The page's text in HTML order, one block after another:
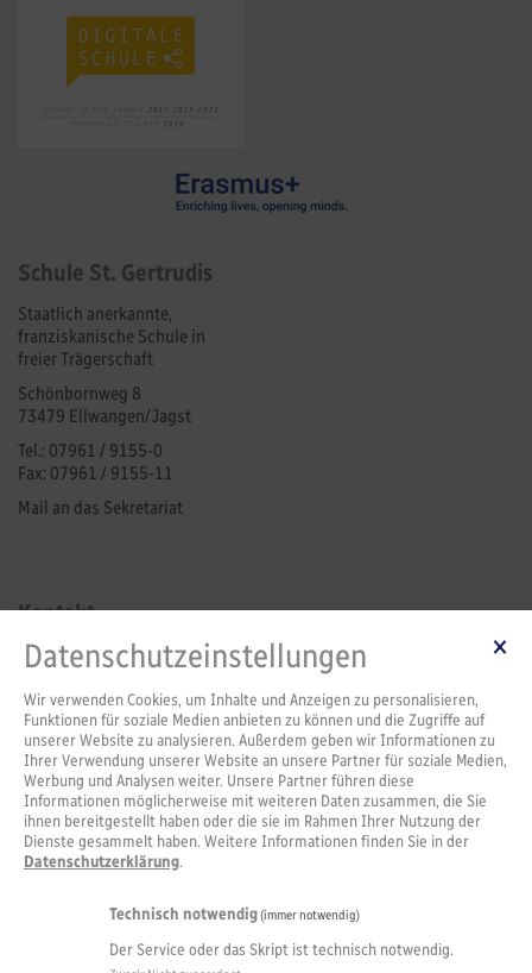
Schule St. Gertrudis
Staatlich anerkannte,
franziskanische Schule in
freier Trägerschaft
Schönbornweg 8
73479 Ellwangen/Jagst
Tel.: 07961 / 9155-0
Fax: 07961 / 9155-11
Mail an das Sekretariat
Kontakt
Leitung
Sekretariat
Schulverwaltungsassistenz
Pforte
SMV
Service
FAQs
Stellenangebote
Datenschutzeinstellungen
Wir verwenden Cookies, um Inhalte und Anzeigen zu personalisieren,
Funktionen für soziale Medien anbieten zu können und die Zugriffe auf
unserer Website zu analysieren. Außerdem geben wir Informationen zu
Ihrer Verwendung unserer Website an unsere Partner für soziale Medien,
Werbung und Analysen weiter. Unsere Partner führen diese
Informationen möglicherweise mit weiteren Daten zusammen, die Sie
ihnen bereitgestellt haben oder die sie im Rahmen Ihrer Nutzung der
Dienste gesammelt haben. Weitere Informationen finden Sie in der
Datenschutzerklärung.
Technisch notwendig(immer notwendig)
Der Service oder das Skript ist technisch notwendig.